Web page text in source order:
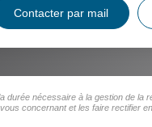
Contacter par mail
nécessaire à la gestion de la
concernant et les faire rectifier